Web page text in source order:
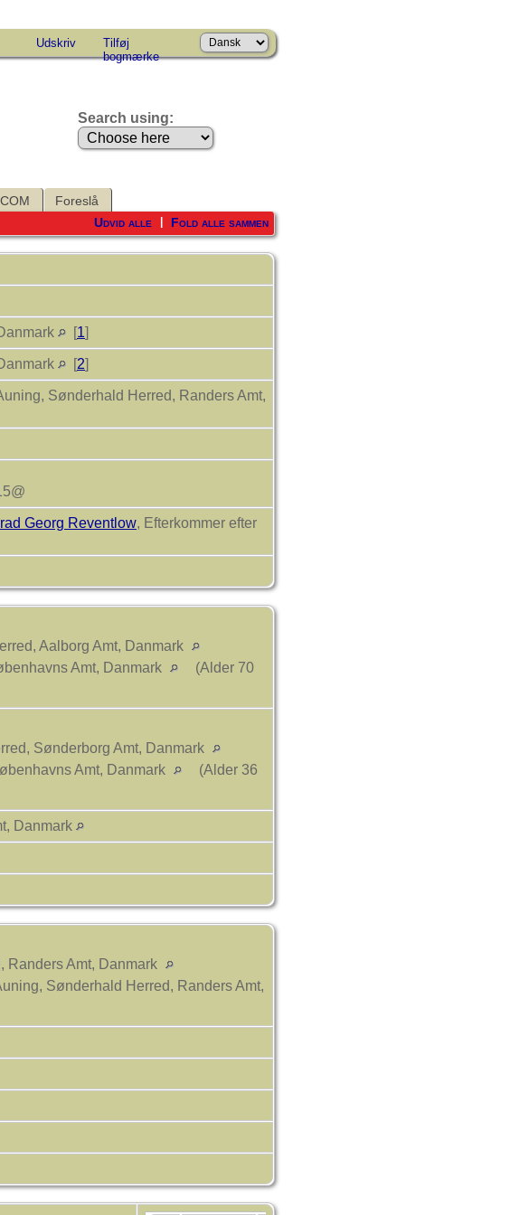
Udskriv
Tilføj
bogmærke
Search using:
Foreslå
Udvid alle
Fold alle sammen
[1]
[2]
Sønderhald Herred, Randers Amt,
Georg Reventlow, Efterkommer efter
Aalborg Amt, Danmark
Amt, Danmark
(Alder 70
Sønderborg Amt, Danmark
Amt, Danmark
(Alder 36
Danmark
Randers Amt, Danmark
Sønderhald Herred, Randers Amt,